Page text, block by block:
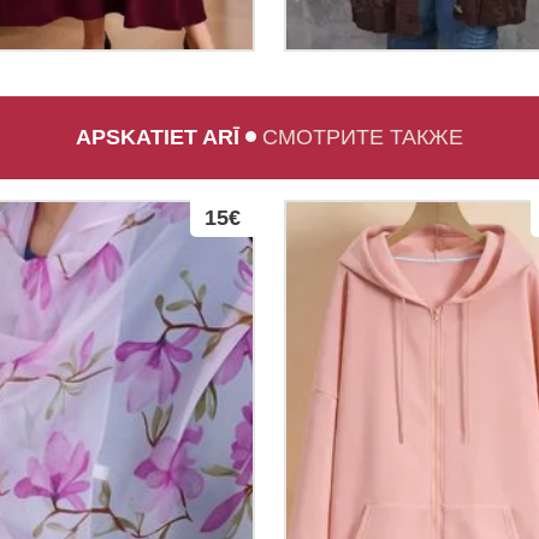
APSKATIET ARĪ СМОТРИТЕ ТАКЖЕ
15€